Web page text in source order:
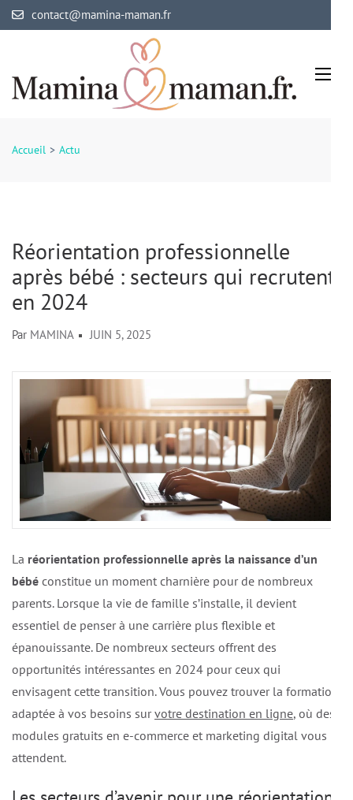
Aller
au
(Pressez
Entrée)
contact@mamina-maman.fr
Accueil > Actu
Réorientation professionnelle
après bébé : secteurs qui recrutent
en 2024
Par MAMINA JUIN 5, 2025
La réorientation professionnelle après la naissance d’un
bébé constitue un moment charnière pour de nombreux
parents. Lorsque la vie de famille s’installe, il devient
essentiel de penser à une carrière plus flexible et
épanouissante. De nombreux secteurs offrent des
opportunités intéressantes en 2024 pour ceux qui
envisagent cette transition. Vous pouvez trouver la formation
adaptée à vos besoins survotre destination en ligne, où des
modules gratuits en e-commerce et marketing digital vous
attendent.